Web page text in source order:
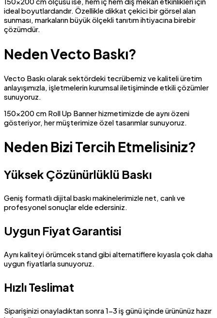
ideal boyutlardandır. Özellikle dikkat çekici bir görsel alan
sunması, markaların büyük ölçekli tanıtım ihtiyacına birebir
çözümdür.
Neden Vecto Baskı?
Vecto Baskı olarak sektördeki tecrübemiz ve kaliteli üretim
anlayışımızla, işletmelerin kurumsal iletişiminde etkili çözümler
sunuyoruz.
150×200 cm Roll Up Banner hizmetimizde de aynı özeni
gösteriyor, her müşterimize özel tasarımlar sunuyoruz.
Neden Bizi Tercih Etmelisiniz?
Yüksek Çözünürlüklü Baskı
Geniş formatlı dijital baskı makinelerimizle net, canlı ve
profesyonel sonuçlar elde edersiniz.
Uygun Fiyat Garantisi
Aynı kaliteyi örümcek stand gibi alternatiflere kıyasla çok daha
uygun fiyatlarla sunuyoruz.
Hızlı Teslimat
Siparişinizi onayladıktan sonra 1-3 iş günü içinde ürününüz hazır